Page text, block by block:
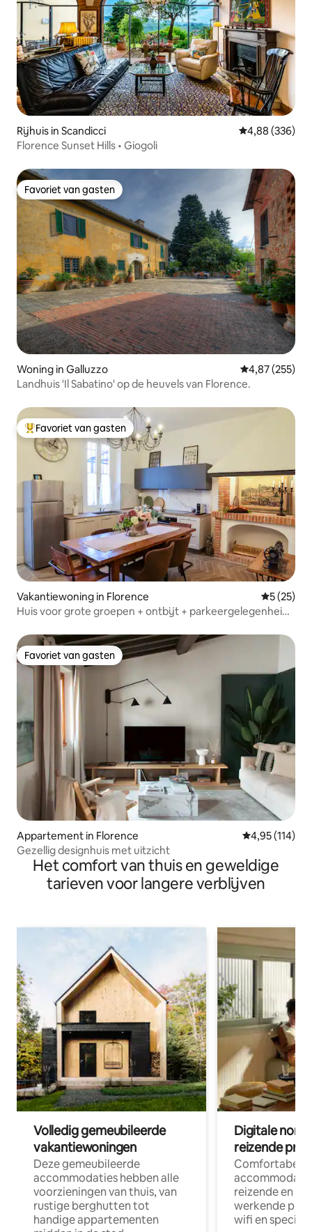
Rijhuis in Scandicci Gemiddelde
4,88 (336)
Florence Sunset Hills • Giogoli
Favoriet van gasten
Favoriet van gasten
Woning in Galluzzo Gemiddelde
4,87 (255)
Landhuis 'Il Sabatino' op de heuvels van Florence.
Topfavoriet van gasten
Favoriet van gasten
Vakantiewoning in Florence
5 (25)
Huis voor grote groepen + ontbijt + parkeergelegenheid
Favoriet van gasten
Favoriet van gasten
Appartement in Florence Gemiddelde
4,95 (114)
Gezellig designhuis met uitzicht
Het comfort van thuis en geweldige
tarieven voor langere verblijven
Volledig gemeubileerde
vakantiewoningen
Deze gemeubileerde
accommodaties hebben alle
voorzieningen van thuis, van
rustige berghutten tot
handige appartementen
Digitale
reizende
Comfortabele
reizende en
werkende
wifi en